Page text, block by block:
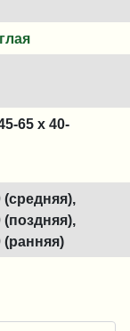
65 x 40-
(средняя),
(поздняя),
(ранняя)